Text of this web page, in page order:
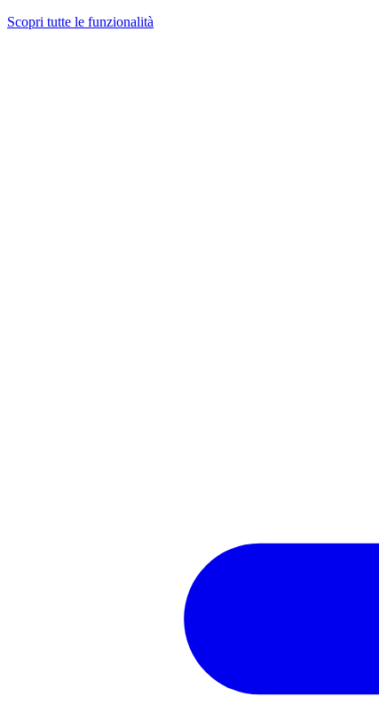
Scopri tutte le funzionalità